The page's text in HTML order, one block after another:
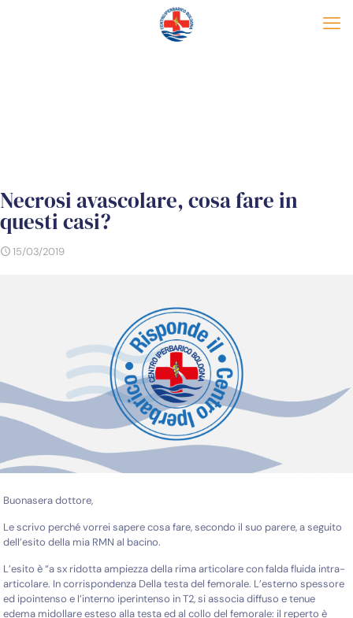
Necrosi avascolare, cosa fare in
questi casi?
15/03/2019
Buonasera dottore,
Le scrivo perché vorrei sapere cosa fare, secondo il suo parere, a seguito
dell’esito della mia RMN al bacino.
L’esito è “a sx ridotta ampiezza della rima articolare con falda fluida intra-
articolare. In corrispondenza Della testa del femorale. L’esterno spessore
ed ipointenso e l’interno iperintenso in T2, si associa diffuso e tenue
edema midollare esteso alla testa ed al collo del femorale: il reperto è